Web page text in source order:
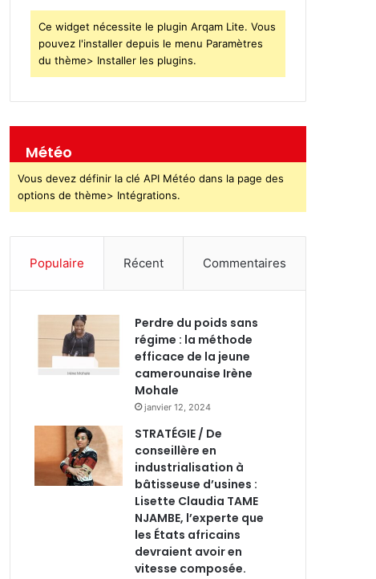
Ce widget nécessite le plugin Arqam Lite. Vous
pouvez l'installer depuis le menu Paramètres
du thème> Installer les plugins.
Météo
Vous devez définir la clé API Météo dans la page des
options de thème> Intégrations.
Populaire Récent Commentaires
Perdre du poids sans
régime : la méthode
efficace de la jeune
camerounaise Irène
Mohale
janvier 12, 2024
STRATÉGIE / De
conseillère en
industrialisation à
bâtisseuse d’usines :
Lisette Claudia TAME
NJAMBE, l’experte que
les États africains
devraient avoir en
vitesse composée.